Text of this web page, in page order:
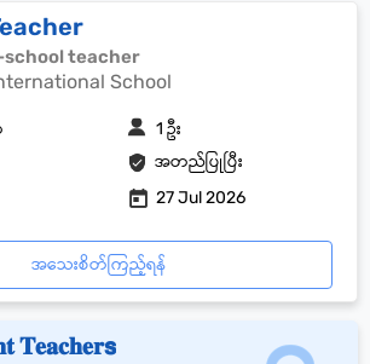
teacher
School
အတည်ပြုပြီး
1 ဦး
27 Jul 2026
အသေးစိတ်ကြည့်ရန်
𝐓𝐞𝐚𝐜𝐡𝐞𝐫𝘀